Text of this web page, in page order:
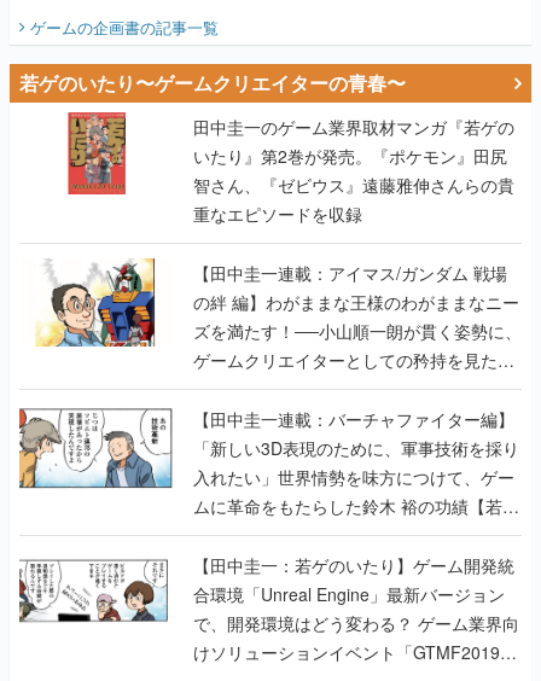
ビュー】
ゲームの企画書の記事一覧
若ゲのいたり〜ゲームクリエイターの青春〜
田中圭一のゲーム業界取材マンガ『若ゲの
いたり』第2巻が発売。『ポケモン』田尻
智さん、『ゼビウス』遠藤雅伸さんらの貴
重なエピソードを収録
【田中圭一連載：アイマス/ガンダム 戦場
の絆 編】わがままな王様のわがままなニー
ズを満たす！──小山順一朗が貫く姿勢に、
ゲームクリエイターとしての矜持を見た
【若ゲのいたり最終回】
【田中圭一連載：バーチャファイター編】
「新しい3D表現のために、軍事技術を採り
入れたい」世界情勢を味方につけて、ゲー
ムに革命をもたらした鈴木 裕の功績【若ゲ
のいたり】
【田中圭一：若ゲのいたり】ゲーム開発統
合環境「Unreal Engine」最新バージョン
で、開発環境はどう変わる？ ゲーム業界向
けソリューションイベント「GTMF2019」